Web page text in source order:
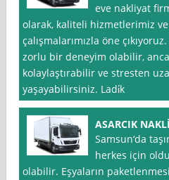
eve nakliyat
olarak, kaliteli hizmetlerimiz
çalışmalarımızla öne
zorlu bir deneyim olabilir,
kolaylaştırabilir ve stresten
yaşayabilirsiniz. Ladi̇k
ASARCIK
Samsun‘da
herkes için
olabilir. Eşyaların